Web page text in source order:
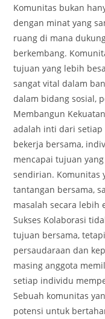
Komunitas bukan
dengan minat yang
ruang di mana
berkembang.
tujuan yang lebih
sangat vital dalam
dalam bidang sosial,
Membangun
adalah inti dari setiap
bekerja bersama,
mencapai tujuan
sendirian. Komunitas
tantangan bersama,
masalah secara lebih
Sukses Kolaborasi
tujuan bersama,
persaudaraan dan
masing anggota
setiap individu
Sebuah komunitas
potensi untuk